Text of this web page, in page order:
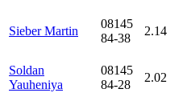
Sieber Martin
08145
84-38
2.14
Soldan
Yauheniya
08145
84-28
2.02